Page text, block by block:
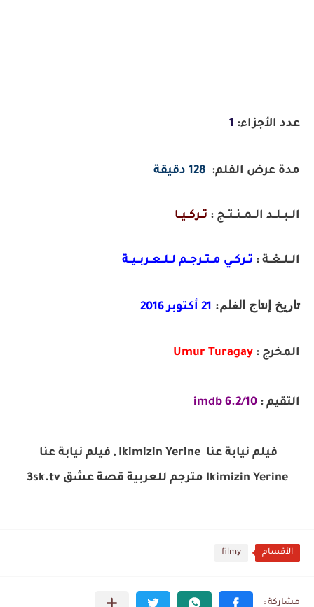
عدد الأجزاء: 1
مدة عرض الفلم: 128 دقيقة
الــبــلــد الــمــنــتــج : تــركــيــا
الــلــغــة : تــركــي مــتــرجــم لــلــعــربــيــة
تاريخ إنتاج الفلم: 21 أكتوبر 2016
المخرج : Umur Turagay
التقيم : 6.2/10 imdb
فيلم نيابة عنا Ikimizin Yerine , فيلم نيابة عنا
Ikimizin Yerine مترجم للعربية قصة عشق 3sk.tv
الأقسام filmy